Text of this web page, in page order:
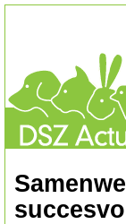
succesvol